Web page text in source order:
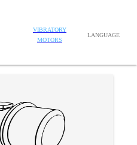
VIBRATORY
MOTORS
LANGUAGE